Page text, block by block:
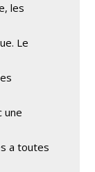
les
Le
une
a toutes